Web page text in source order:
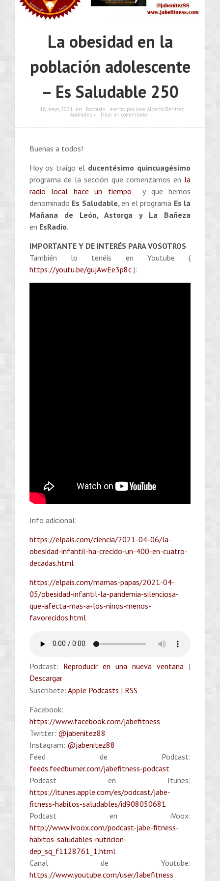
La obesidad en la
población adolescente
– Es Saludable 250
18 mayo, 2021 en Podcasts escrito por Jose Alberto Benítez
Andrades • Deje un comentario
Buenas a todos!
Hoy os traigo el ducentésimo quincuagésimo
programa de la sección que comenzamos en la
radio local hace un tiempo
y que hemos
denominado Es Saludable,en el programa Es la
Mañana de León, Astorga y La Bañeza
en EsRadio.
IMPORTANTE Y DE INTERÉS PARA VOSOTROS
También lo tenéis en Youtube (
https://youtu.be/gujAwEe3p8c):
Info adicional:
https://elpais.com/ciencia/2021-04-06/la-
obesidad-infantil-ha-crecido-un-400-en-cuatro-
decadas.html
https://elpais.com/mamas-papas/2021-04-
05/obesidad-infantil-la-pandemia-silenciosa-
que-afecta-mas-a-los-ninos-menos-
favorecidos.html
Podcast: Reproducir en una nueva ventana |
Descargar
Suscríbete: Apple Podcasts | RSS
Facebook:
https://www.facebook.com/jabefitness
Twitter: @jabenitez88
Instagram: @jabenitez88
Feed de Podcast:
feeds.feedburner.com/jabefitness-podcast
Podcast en Itunes:
https://itunes.apple.com/es/podcast/jabe-
fitness-habitos-saludables/id908050681
Podcast en iVoox:
http://www.ivoox.com/podcast-jabe-fitness-
habitos-saludables-nutricion-
dep_sq_f1128761_1.html
Canal de Youtube:
https://www.youtube.com/user/Jabefitness